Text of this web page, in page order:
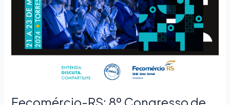
Fecomércio-RS: 8º Congresso de
Sindicais
Trabalho
está